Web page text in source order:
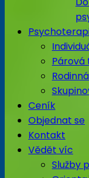
Ceník
Objednat se
Kontakt
Vědět víc
Služby